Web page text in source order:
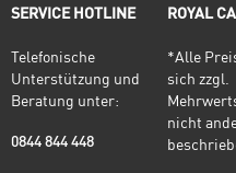
SERVICE HOTLINE
Telefonische
Unterstützung und
Beratung unter:
0844 844 448
ROYAL
*Alle
sich zzgl.
nicht